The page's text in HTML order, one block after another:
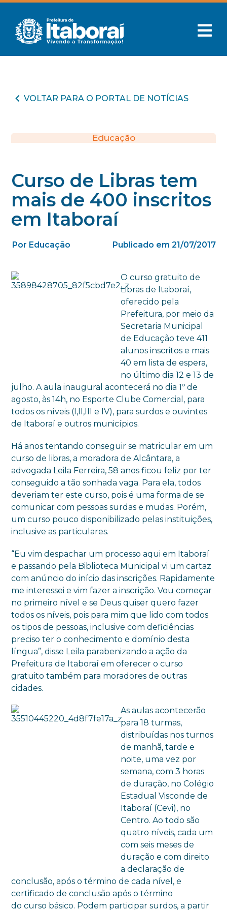
VOLTAR PARA O PORTAL DE NOTÍCIAS
Educação
Curso de Libras tem
mais de 400 inscritos
em Itaboraí
Por Educação Publicado em 21/07/2017
O curso gratuito de
Libras de Itaboraí,
oferecido pela
Prefeitura, por meio da
Secretaria Municipal
de Educação teve 411
alunos inscritos e mais
40 em lista de espera,
no último dia 12 e 13 de
julho. A aula inaugural acontecerá no dia 1º de
agosto, às 14h, no Esporte Clube Comercial, para
todos os níveis (I,II,III e IV), para surdos e ouvintes
de Itaboraí e outros municípios.
Há anos tentando conseguir se matricular em um
curso de libras, a moradora de Alcântara, a
advogada Leila Ferreira, 58 anos ficou feliz por ter
conseguido a tão sonhada vaga. Para ela, todos
deveriam ter este curso, pois é uma forma de se
comunicar com pessoas surdas e mudas. Porém,
um curso pouco disponibilizado pelas instituições,
inclusive as particulares.
“Eu vim despachar um processo aqui em Itaboraí
e passando pela Biblioteca Municipal vi um cartaz
com anúncio do início das inscrições. Rapidamente
me interessei e vim fazer a inscrição. Vou começar
no primeiro nível e se Deus quiser quero fazer
todos os níveis, pois para mim que lido com todos
os tipos de pessoas, inclusive com deficiências
preciso ter o conhecimento e domínio desta
língua”, disse Leila parabenizando a ação da
Prefeitura de Itaboraí em oferecer o curso
gratuito também para moradores de outras
cidades.
As aulas acontecerão
para 18 turmas,
distribuídas nos turnos
de manhã, tarde e
noite, uma vez por
semana, com 3 horas
de duração, no Colégio
Estadual Visconde de
Itaboraí (Cevi), no
Centro. Ao todo são
quatro níveis, cada um
com seis meses de
duração e com direito
a declaração de
conclusão, após o término de cada nível, e
certificado de conclusão após o término
do curso básico. Podem participar surdos, a partir